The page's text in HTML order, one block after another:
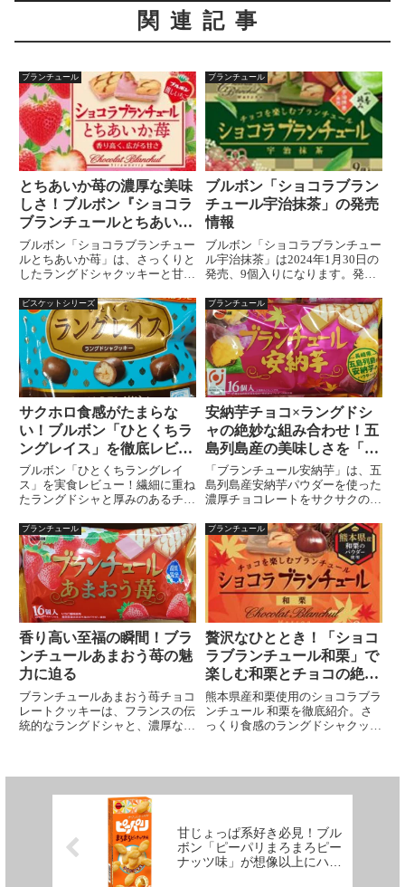
関連記事
ブランチュール
とちあいか苺の濃厚な美味
しさ！ブルボン『ショコラ
ブランチュールとちあいか
苺』で特別なおやつタイム
を
ブルボン「ショコラブランチュー
ルとちあいか苺」は、さっくりと
したラングドシャクッキーと甘く
トが絶妙にマッチしたひとくちサ
イズのお菓子です。フルーツ系ス
イーツが好きな方や、ちょっとし
たブレイクにぴったりのお菓子を
お探しの方におすすめ！
ブランチュール
ブルボン「ショコラブラン
チュール宇治抹茶」の発売
情報
ブルボン「ショコラブランチュー
ル宇治抹茶」は2024年1月30日の
発売、9個入りになります。発売
チョコを楽しむブランチュール
「ショコラブランチュール宇治抹
茶」チョコレート愛好者に贈る至
福のひととき、「ショ...
ビスケットシリーズ
サクホロ食感がたまらな
い！ブルボン「ひとくちラ
ングレイス」を徹底レビュ
ー
ブルボン「ひとくちラングレイ
ス」を実食レビュー！繊細に重ね
たラングドシャと厚みのあるチョ
カカオの香りが広がる、上質なひ
とくちスイーツです。
ブランチュール
安納芋チョコ×ラングドシ
ャの絶妙な組み合わせ！五
島列島産の美味しさを「ブ
ランチュール安納芋」で体
験しよう
「ブランチュール安納芋」は、五
島列島産安納芋パウダーを使った
濃厚チョコレートをサクサクのラ
な一品。紅茶やコーヒーとの相性
も抜群で、自然な甘さと上品な香
りが楽しめます。
ブランチュール
香り高い至福の瞬間！ブラ
ンチュールあまおう苺の魅
力に迫る
ブランチュールあまおう苺チョコ
レートクッキーは、フランスの伝
統的なラングドシャと、濃厚なあ
適。口コミ通りのおすすめスイー
ブランチュール
贅沢なひととき！「ショコ
ラブランチュール和栗」で
楽しむ和栗とチョコの絶妙
ハーモニー
熊本県産和栗使用のショコラブラ
ンチュール 和栗を徹底紹介。さ
っくり食感のラングドシャクッキ
るお菓子です。
甘じょっぱ系好き必見！ブル
ボン「ピーパリまろまろピー
ナッツ味」が想像以上にハマ